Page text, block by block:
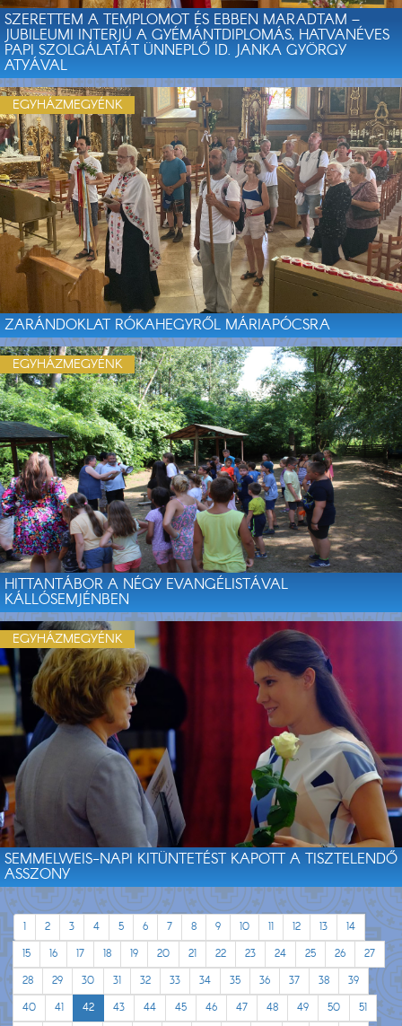
SZERETTEM A TEMPLOMOT ÉS EBBEN MARADTAM –
JUBILEUMI INTERJÚ A GYÉMÁNTDIPLOMÁS, HATVANÉVES
PAPI SZOLGÁLATÁT ÜNNEPLŐ ID. JANKA GYÖRGY
ATYÁVAL
ZARÁNDOKLAT RÓKAHEGYRŐL MÁRIAPÓCSRA
EGYHÁZMEGYÉNK
HITTANTÁBOR A NÉGY EVANGÉLISTÁVAL
KÁLLÓSEMJÉNBEN
EGYHÁZMEGYÉNK
SEMMELWEIS-NAPI KITÜNTETÉST KAPOTT A TISZTELENDŐ
ASSZONY
EGYHÁZMEGYÉNK
1 2 3 4 5 6 7 8 9 10 11 12 13
14
15
16 17 18 19 20 21 22 23 24 25 26
27
28
29 30 31 32 33 34 35 36 37 38
39
40
41 42 43 44 45 46 47 48 49 50
51